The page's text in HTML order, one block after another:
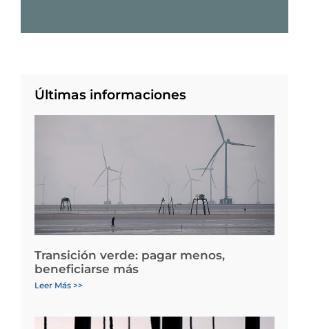
Últimas informaciones
Transición verde: pagar menos,
beneficiarse más
Leer Más >>